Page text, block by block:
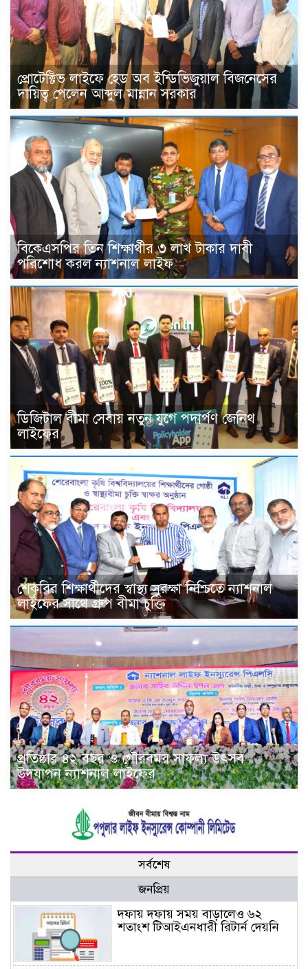
প্রোটেক্টিভ লাইফে হেড অব ইন্ডিভিজুয়াল বিজনেসের
দায়িত্ব পেলেন আব্দুল মান্নান সরকার
বিকেএসপির তিন শিক্ষার্থীর ৩ লাখ টাকার দাবী
পরিশোধ করল ন্যাশনাল লাইফ
ডিজিটাল বীমা সেবায় নতুন যুগে পদার্পণ জেনিথ
লাইফের
শেকৃবির শিক্ষার্থীদের স্বাস্থ্য সুরক্ষা নিশ্চিতে ন্যাশনাল
লাইফের সাথে গ্রুপ বীমা চুক্তি
প্রতিষ্ঠার ৪২ বছর ও গৌরবময় সাফল্য উৎসব
উদযাপন ন্যাশনাল লাইফের
সর্বশেষ
জনপ্রিয়
দফায় দফায় সময় বাড়ালেও ৬২
শতাংশ টিআইএনধারী রিটার্ন দেয়নি